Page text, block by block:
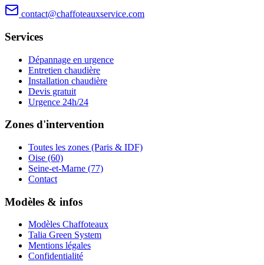
contact@chaffoteauxservice.com
Services
Dépannage en urgence
Entretien chaudière
Installation chaudière
Devis gratuit
Urgence 24h/24
Zones d'intervention
Toutes les zones (Paris & IDF)
Oise (60)
Seine-et-Marne (77)
Contact
Modèles & infos
Modèles Chaffoteaux
Talia Green System
Mentions légales
Confidentialité